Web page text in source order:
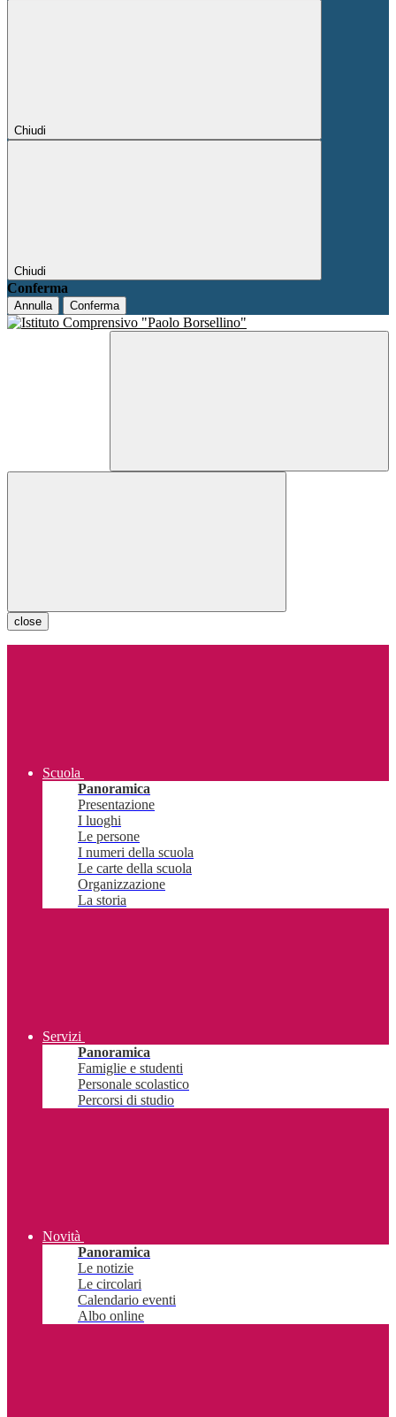
Chiudi
Chiudi
Conferma
Annulla Conferma
close
Scuola
Panoramica
Presentazione
I luoghi
Le persone
I numeri della scuola
Le carte della scuola
Organizzazione
La storia
Servizi
Panoramica
Famiglie e studenti
Personale scolastico
Percorsi di studio
Novità
Panoramica
Le notizie
Le circolari
Calendario eventi
Albo online